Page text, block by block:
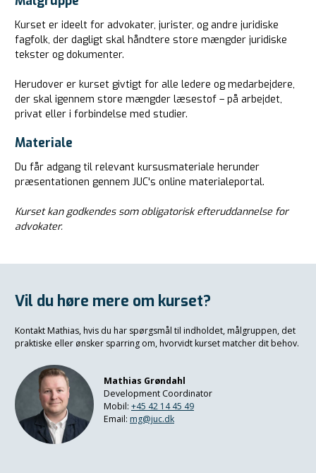
Kurset er ideelt for advokater, jurister, og andre juridiske
fagfolk, der dagligt skal håndtere store mængder juridiske
tekster og dokumenter.
Herudover er kurset givtigt for alle ledere og medarbejdere,
der skal igennem store mængder læsestof – på arbejdet,
privat eller i forbindelse med studier.
Materiale
Du får adgang til relevant kursusmateriale herunder
præsentationen gennem JUC's online materialeportal.
Kurset kan godkendes som obligatorisk efteruddannelse for
advokater.
Vil du høre mere om kurset?
KontaktMathias, hvis du har spørgsmål til indholdet, målgruppen, det
praktiske eller ønsker sparring om, hvorvidt kurset matcher dit behov.
Mathias Grøndahl
Development Coordinator
Mobil: +45 42 14 45 49
Email: mg@juc.dk